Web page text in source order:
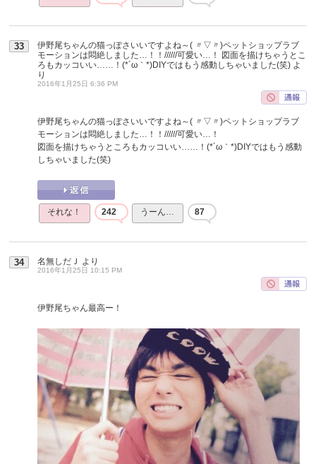
33
伊野尾ちゃんの猫っぽさいいですよね～( 〃▽〃)ペットショップラブ
モーションは悶絶しました…！！//////可愛い…！ 図面を描けちゃうとこ
ろもカッコいい……！(*´ω｀*)DIYではもう感動しちゃいました(笑) よ
り
2016年1月25日 6:36 PM
伊野尾ちゃんの猫っぽさいいですよね～( 〃▽〃)ペットショップラブ
モーションは悶絶しました…！！//////可愛い…！
図面を描けちゃうところもカッコいい……！(*´ω｀*)DIYではもう感動
しちゃいました(笑)
それな！ 242 うーん… 87
34 名無しだＪ より
2016年1月25日 10:15 PM
伊野尾ちゃん最高ー！